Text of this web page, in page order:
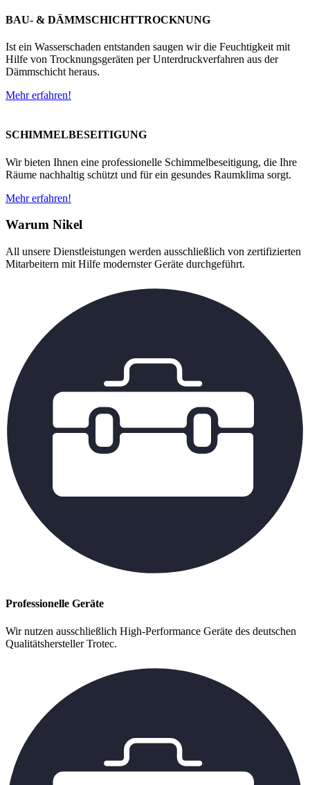
BAU- & DÄMMSCHICHTTROCKNUNG
Ist ein Wasserschaden entstanden saugen wir die Feuchtigkeit mit
Hilfe von Trocknungsgeräten per Unterdruckverfahren aus der
Dämmschicht heraus.
Mehr erfahren!
SCHIMMELBESEITIGUNG
Wir bieten Ihnen eine professionelle Schimmelbeseitigung, die Ihre
Räume nachhaltig schützt und für ein gesundes Raumklima sorgt.
Mehr erfahren!
Warum Nikel
All unsere Dienstleistungen werden ausschließlich von zertifizierten
Mitarbeitern mit Hilfe modernster Geräte durchgeführt.
Professionelle Geräte
Wir nutzen ausschließlich High-Performance Geräte des deutschen
Qualitätshersteller Trotec.